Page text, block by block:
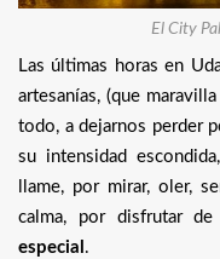
El City
Las últimas horas en
artesanías, (que
todo, a dejarnos perder
su intensidad
llame, por mirar, oler,
calma, por disfrutar de
especial .